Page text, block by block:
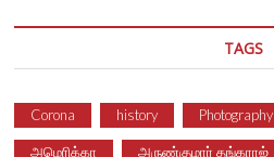
TAGS
Corona history Photography
அமெரிக்கா அருண்குமார் தங்கராஜ்